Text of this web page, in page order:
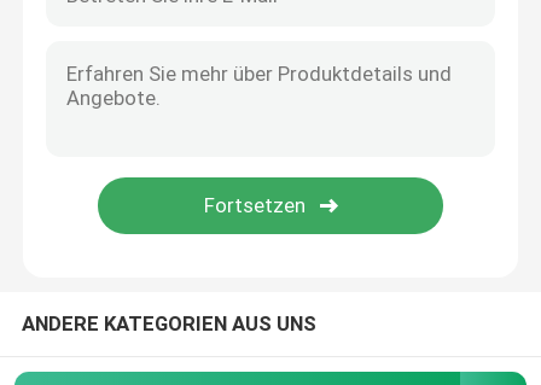
Designer Monogram Bag
Sattel-Schultertasche
Mini Designer Purses
ANDERE KATEGORIEN AUS UNS